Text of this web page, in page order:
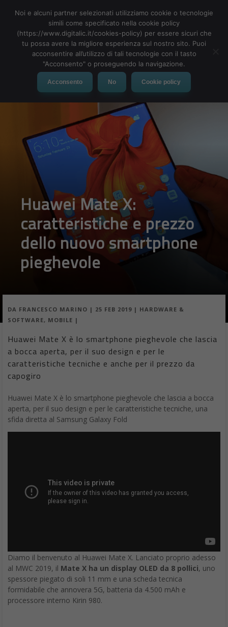
MENU
Huawei Mate X:
caratteristiche e prezzo
dello nuovo smartphone
pieghevole
DA FRANCESCO MARINO | 25 FEB 2019 | HARDWARE &
SOFTWARE, MOBILE |
Huawei Mate X è lo smartphone pieghevole che lascia
a bocca aperta, per il suo design e per le
caratteristiche tecniche e anche per il prezzo da
capogiro
Huawei Mate X è lo smartphone pieghevole che lascia a bocca
aperta, per il suo design e per le caratteristiche tecniche, una
sfida diretta al Samsung Galaxy Fold
Diamo il benvenuto al Huawei Mate X. Lanciato proprio adesso
al MWC 2019, il Mate X ha un display OLED da 8 pollici, uno
spessore piegato di soli 11 mm e una scheda tecnica
formidabile che annovera 5G, batteria da 4.500 mAh e
processore interno Kirin 980.
Noi e alcuni partner selezionati utilizziamo cookie o tecnologie
simili come specificato nella cookie policy
(https://www.digitalic.it/cookies-policy) per essere sicuri che
tu possa avere la migliore esperienza sul nostro sito. Puoi
acconsentire all’utilizzo di tali tecnologie con il tasto
"Acconsento" o proseguendo la navigazione.
Acconsento No Cookie policy